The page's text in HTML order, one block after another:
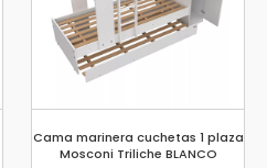
Cama marinera cuchetas 1 plaza
Mosconi Triliche BLANCO